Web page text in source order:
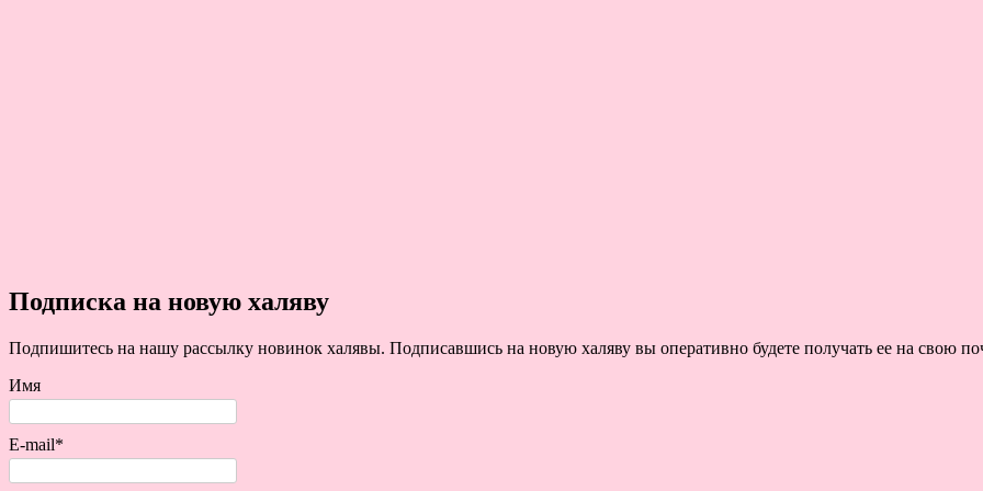
Подписка на новую халяву
Подпишитесь на нашу рассылку новинок халявы. Подписавшись на новую халяву вы оперативно будете получать ее на свою
Имя
E-mail*